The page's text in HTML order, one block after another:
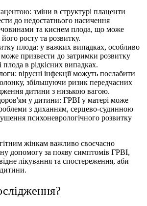
зміни в структурі плаценти
до недостатнього насичення
та киснем плода, що може
росту та розвитку.
плода: у важких випадках, особливо
призвести до затримки розвитку
плода в рідкісних випадках.
вірусні інфекції можуть послабити
збільшуючи ризик передчасних
дитини з низькою вагою.
у дитини: ГРВІ у матері може
з диханням, серцево-судинною
психоневрологічного розвитку
жінкам важливо своєчасно
допомогу за появу симптомів ГРВІ,
лікування та спостереження, аби